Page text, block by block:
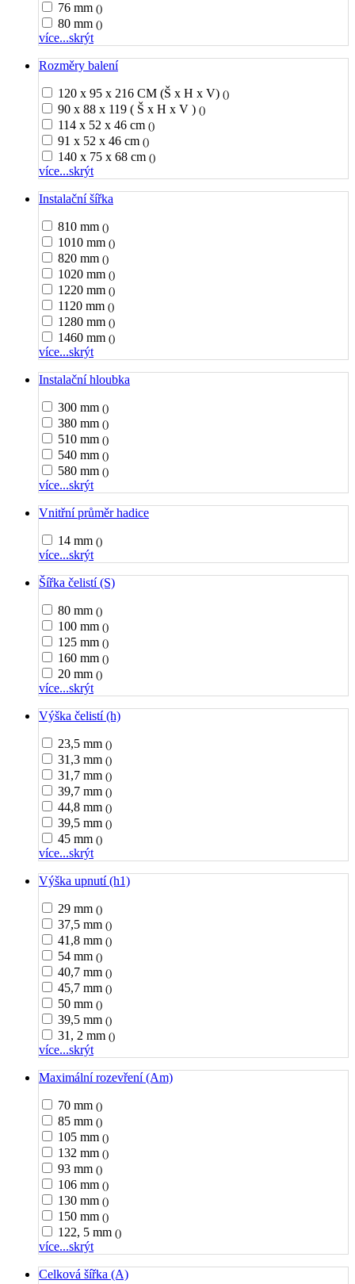
76 mm ()
80 mm ()
více...skrýt
Rozměry balení
120 x 95 x 216 CM (Š x H x V) ()
90 x 88 x 119 ( Š x H x V ) ()
114 x 52 x 46 cm ()
91 x 52 x 46 cm ()
140 x 75 x 68 cm ()
více...skrýt
Instalační šířka
810 mm ()
1010 mm ()
820 mm ()
1020 mm ()
1220 mm ()
1120 mm ()
1280 mm ()
1460 mm ()
více...skrýt
Instalační hloubka
300 mm ()
380 mm ()
510 mm ()
540 mm ()
580 mm ()
více...skrýt
Vnitřní průměr hadice
14 mm ()
více...skrýt
Šířka čelistí (S)
80 mm ()
100 mm ()
125 mm ()
160 mm ()
20 mm ()
více...skrýt
Výška čelistí (h)
23,5 mm ()
31,3 mm ()
31,7 mm ()
39,7 mm ()
44,8 mm ()
39,5 mm ()
45 mm ()
více...skrýt
Výška upnutí (h1)
29 mm ()
37,5 mm ()
41,8 mm ()
54 mm ()
40,7 mm ()
45,7 mm ()
50 mm ()
39,5 mm ()
31, 2 mm ()
více...skrýt
Maximální rozevření (Am)
70 mm ()
85 mm ()
105 mm ()
132 mm ()
93 mm ()
106 mm ()
130 mm ()
150 mm ()
122, 5 mm ()
více...skrýt
Celková šířka (A)